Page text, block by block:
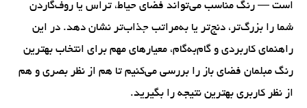
است — رنگ مناسب می‌تواند فضای حیاط، تراس یا روف‌گاردن
شما را بزرگ‌تر، دنج‌تر یا به‌مراتب جذاب‌تر نشان دهد. در این
راهنمای کاربردی و گام‌به‌گام، معیارهای مهم برای انتخاب بهترین
رنگ مبلمان فضای باز را بررسی می‌کنیم تا هم از نظر بصری و هم
از نظر کاربری بهترین نتیجه را بگیرید.